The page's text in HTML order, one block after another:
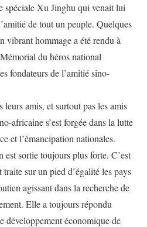
spéciale Xu Jinghu qui venait lui
de tout un peuple. Quelques
vibrant hommage a été rendu à
du héros national
fondateurs de l’amitié sino-
leurs amis, et surtout pas lesamis
africaine s’estforgée dans la lutte
et l’émancipation nationales.
est sortie toujours plus forte. C’est
traitesur un pied d’égalité les pays
agissantdans la recherche de
Ellea toujours répondu
développement économique de